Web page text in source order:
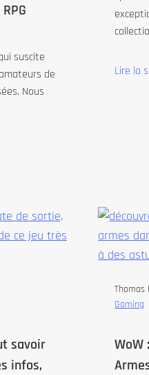
suscite
de
Nous
Lire la
savoir
infos,
Thomas
Gaming
WoW